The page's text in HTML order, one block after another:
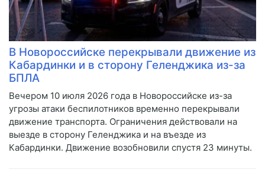
В Новороссийске перекрывали движение из
Кабардинки и в сторону Геленджика из-за
БПЛА
Вечером 10 июля 2026 года в Новороссийске из-за
угрозы атаки беспилотников временно перекрывали
движение транспорта. Ограничения действовали на
выезде в сторону Геленджика и на въезде из
Кабардинки. Движение возобновили спустя 23 минуты.